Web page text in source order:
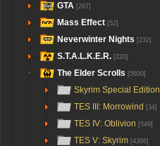
GTA [267]
Mass Effect [52]
Neverwinter Nights [232]
S.T.A.L.K.E.R. [220]
The Elder Scrolls [5600]
Skyrim Special Edition
TES III: Morrowind [34]
TES IV: Oblivion [549]
TES V: Skyrim [4386]